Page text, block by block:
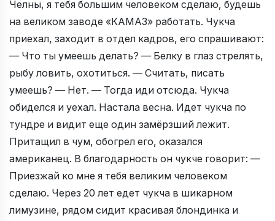
Челны, я тебя большим человеком сделаю, будешь
на великом заводе «КАМАЗ» работать. Чукча
приехал, заходит в отдел кадров, его спрашивают:
— Что ты умеешь делать? — Белку в глаз стрелять,
рыбу ловить, охотиться. — Считать, писать
умеешь? — Нет. — Тогда иди отсюда. Чукча
обиделся и уехал. Настала весна. Идет чукча по
тундре и видит еще один замёрзший лежит.
Притащил в чум, обогрел его, оказался
американец. В благодарность он чукче говорит: —
Приезжай ко мне я тебя великим человеком
сделаю. Через 20 лет едет чукча в шикарном
лимузине, рядом сидит красивая блондинка и